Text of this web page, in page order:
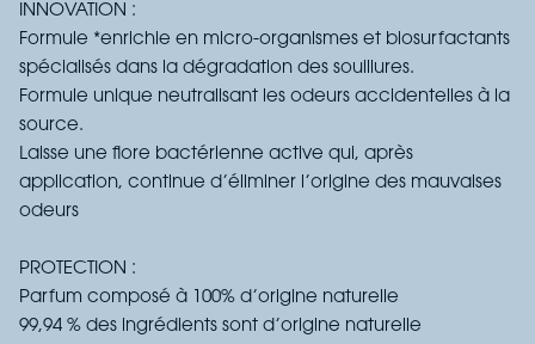
INNOVATION :
Formule *enrichie en micro-organismes et biosurfactants
spécialisés dans la dégradation des souillures.
Formule unique neutralisant les odeurs accidentelles à la
source.
Laisse une flore bactérienne active qui, après
application, continue d’éliminer l’origine des mauvaises
odeurs
PROTECTION :
Parfum composé à 100% d’origine naturelle
99,94 % des ingrédients sont d’origine naturelle